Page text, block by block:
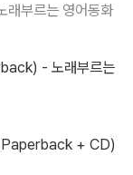
래부르는 영어동화
- 노래부르는
+ CD)